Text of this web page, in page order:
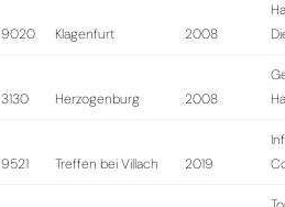
9020 Klagenfurt 2008
3130 Herzogenburg 2008
9521 Treffen bei Villach 2019